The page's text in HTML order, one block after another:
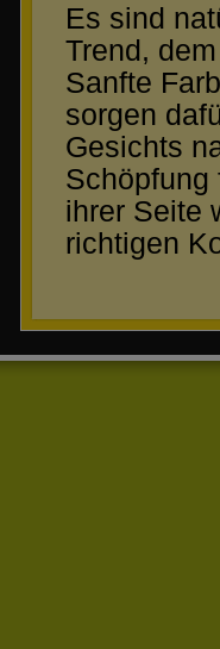
Es sind
Trend,
Sanfte
sorgen
Gesichts
Schöpfung
ihrer Seite
richtigen